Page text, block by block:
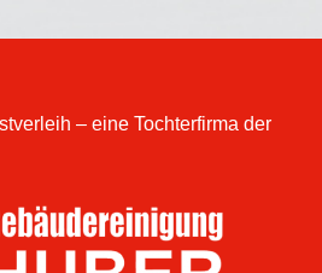
– eine Tochterfirma der